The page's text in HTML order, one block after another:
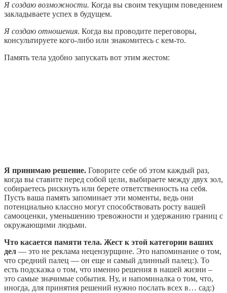
Я создаю возможности. Когда вы своим текущим поведением
закладываете успех в будущем.
Я создаю отношения. Когда вы проводите переговоры,
консультируете кого-либо или знакомитесь с кем-то.
Память тела удобно запускать вот этим жестом:
Я принимаю решение. Говорите себе об этом каждый раз,
когда вы ставите перед собой цели, выбираете между двух зол,
собираетесь рискнуть или берете ответственность на себя.
Пусть ваша память запоминает эти моменты, ведь они
потенциально классно могут способствовать росту вашей
самооценки, уменьшению тревожности и удержанию границ с
окружающими людьми.
Что касается памяти тела. Жест к этой категории ваших
дел — это не реклама нецензурщине. Это напоминание о том,
что средний палец — он еще и самый длинный палец:). То
есть подсказка о том, что именно решения в нашей жизни –
это самые значимые события. Ну, и напоминалка о том, что,
иногда, для принятия решений нужно послать всех в… сад:)